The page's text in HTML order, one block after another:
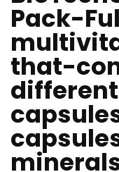
Pack-
that-